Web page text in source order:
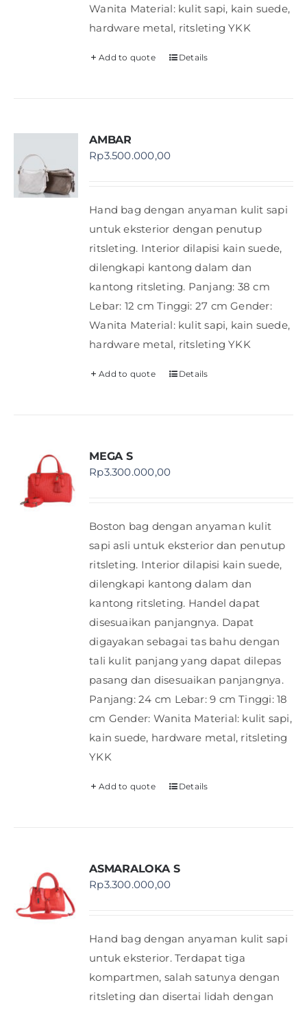
Wanita Material: kulit sapi, kain suede,
hardware metal, ritsleting YKK
Add to quote Details
AMBAR
Rp3.500.000,00
Hand bag dengan anyaman kulit sapi
untuk eksterior dengan penutup
ritsleting. Interior dilapisi kain suede,
dilengkapi kantong dalam dan
kantong ritsleting. Panjang: 38 cm
Lebar: 12 cm Tinggi: 27 cm Gender:
Wanita Material: kulit sapi, kain suede,
hardware metal, ritsleting YKK
Add to quote Details
MEGA S
Rp3.300.000,00
Boston bag dengan anyaman kulit
sapi asli untuk eksterior dan penutup
ritsleting. Interior dilapisi kain suede,
dilengkapi kantong dalam dan
kantong ritsleting. Handel dapat
disesuaikan panjangnya. Dapat
digayakan sebagai tas bahu dengan
tali kulit panjang yang dapat dilepas
pasang dan disesuaikan panjangnya.
Panjang: 24 cm Lebar: 9 cm Tinggi: 18
cm Gender: Wanita Material: kulit sapi,
kain suede, hardware metal, ritsleting
YKK
Add to quote Details
ASMARALOKA S
Rp3.300.000,00
Hand bag dengan anyaman kulit sapi
untuk eksterior. Terdapat tiga
kompartmen, salah satunya dengan
ritsleting dan disertai lidah dengan